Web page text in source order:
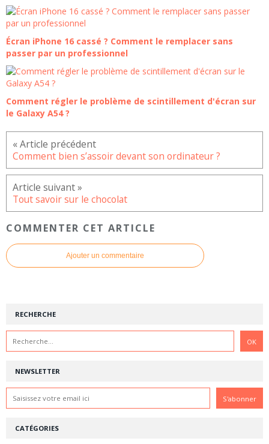
Écran iPhone 16 cassé ? Comment le remplacer sans
passer par un professionnel
Comment régler le problème de scintillement d'écran sur
le Galaxy A54 ?
Comment bien s’assoir devant son ordinateur ?
Tout savoir sur le chocolat
COMMENTER CET ARTICLE
Ajouter un commentaire
NEWSLETTER
RECHERCHE
CATÉGORIES